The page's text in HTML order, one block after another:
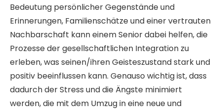
Bedeutung persönlicher Gegenstände und
Erinnerungen, Familienschätze und einer vertrauten
Nachbarschaft kann einem Senior dabei helfen, die
Prozesse der gesellschaftlichen Integration zu
erleben, was seinen/ihren Geisteszustand stark und
positiv beeinflussen kann. Genauso wichtig ist, dass
dadurch der Stress und die Ängste minimiert
werden, die mit dem Umzug in eine neue und